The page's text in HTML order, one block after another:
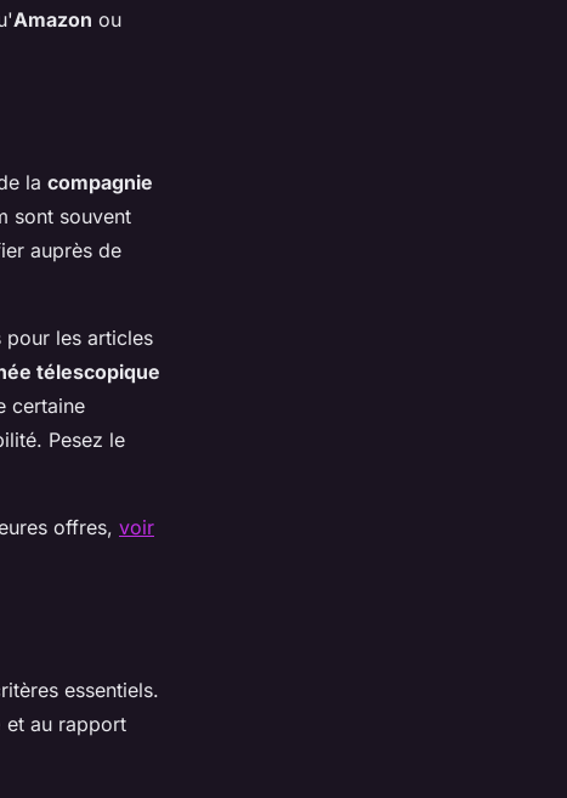
Amazon ou
la compagnie
sont souvent
auprès de
pour les articles
télescopique
certaine
Pesez le
offres, voir
essentiels.
et au rapport